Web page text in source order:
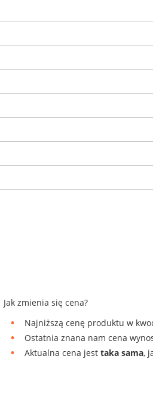
Jak zmienia się cena?
Najniższą cenę produktu w
Ostatnia znana nam cena
Aktualna cena jesttaka sama,